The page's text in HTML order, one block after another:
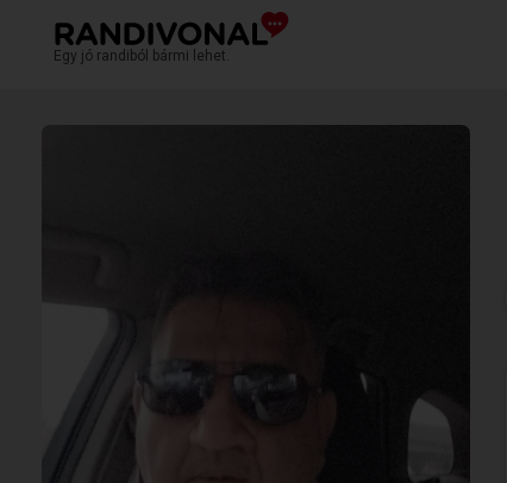
Egy jó randiból bármi lehet.